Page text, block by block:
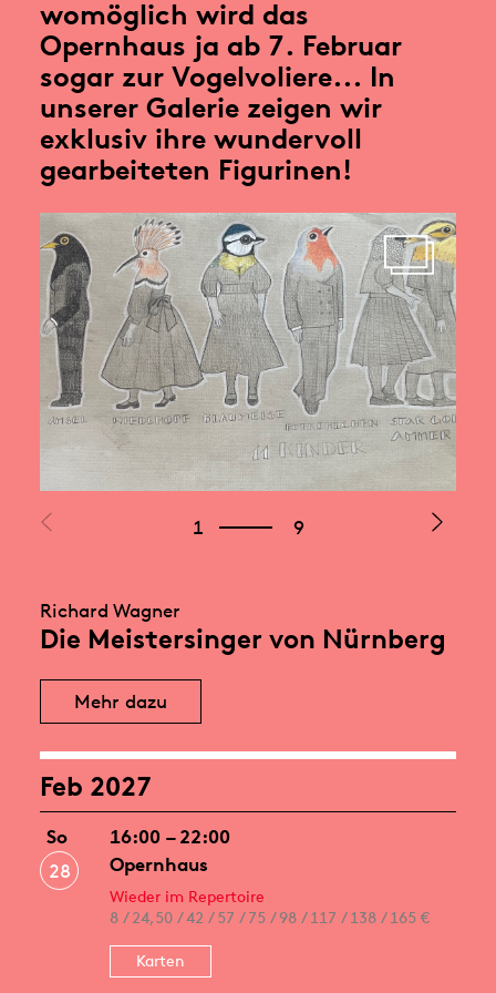
womöglich wird das
Opernhaus ja ab 7. Februar
sogar zur Vogelvoliere... In
unserer Galerie zeigen wir
exklusiv ihre wundervoll
gearbeiteten Figurinen!
1 9
Richard Wagner
Die Meistersinger von Nürnberg
Mehr dazu
Feb 2027
So
28
16:00 – 22:00
Opernhaus
Wieder im Repertoire
8 / 24,50 / 42 / 57 / 75 / 98 / 117 / 138 / 165 €
Karten